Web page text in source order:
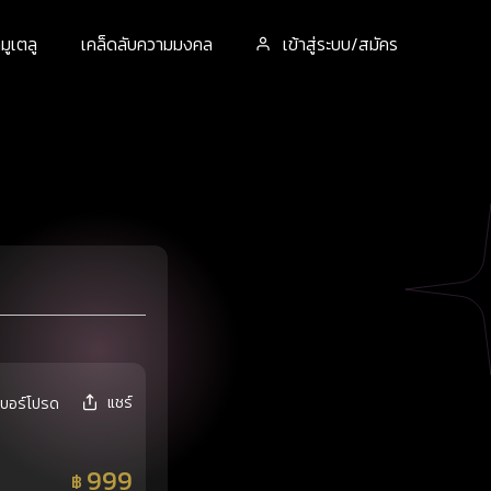
เตลู เคล็ดลับความมงคล เข้าสู่ระบบ/สมัคร
อร์โปรด แชร์
฿ 999